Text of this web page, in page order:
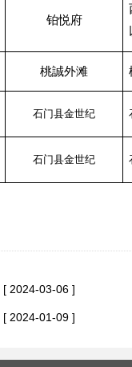
铂悦府
桃誠外滩
石门县金世纪
石门县金世纪
[ 2024-03-06 ]
[ 2024-01-09 ]